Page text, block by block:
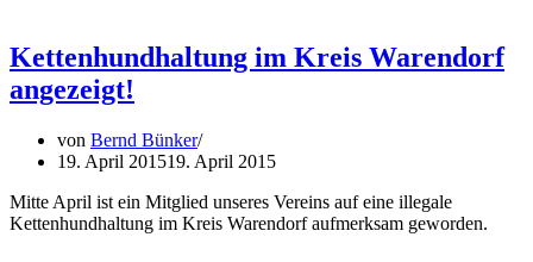
Kettenhundhaltung im Kreis Warendorf
angezeigt!
von Bernd Bünker
19. April 201519. April 2015
Mitte April ist ein Mitglied unseres Vereins auf eine illegale
Kettenhundhaltung im Kreis Warendorf aufmerksam geworden.